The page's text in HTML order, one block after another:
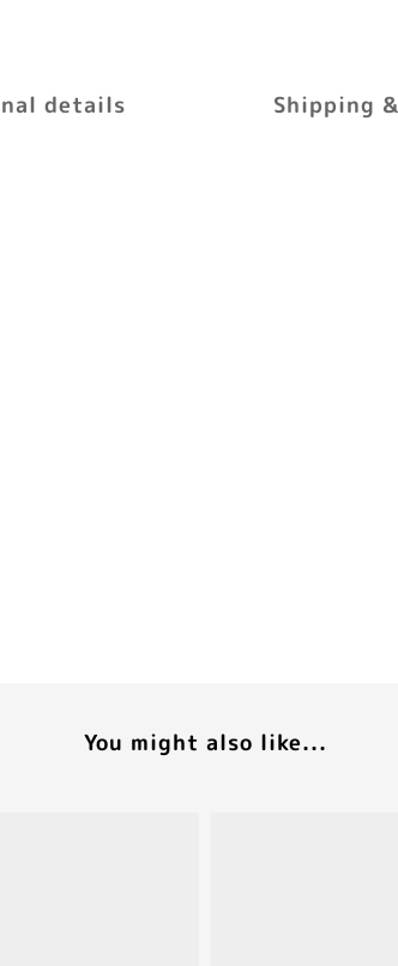
details Shipping
You might also like...